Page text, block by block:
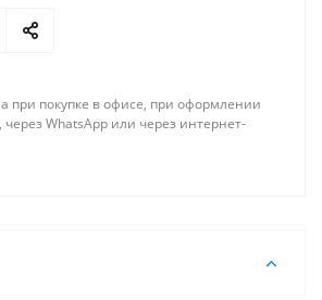
при покупке в офисе, при оформлении
через WhatsApp или через интернет-